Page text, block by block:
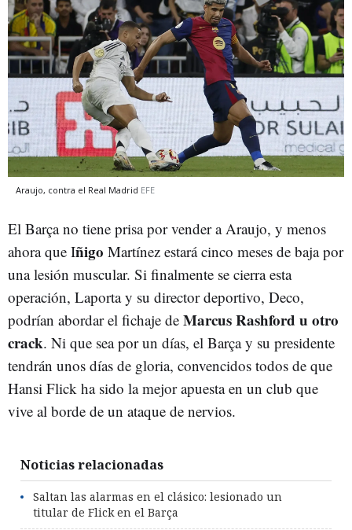
Araujo, contra el Real Madrid EFE
El Barça no tiene prisa por vender a Araujo, y menos
ahora que Iñigo Martínez estará cinco meses de baja por
una lesión muscular. Si finalmente se cierra esta
operación, Laporta y su director deportivo, Deco,
podrían abordar el fichaje de Marcus Rashford u otro
crack. Ni que sea por un días, el Barça y su presidente
tendrán unos días de gloria, convencidos todos de que
Hansi Flick ha sido la mejor apuesta en un club que
vive al borde de un ataque de nervios.
Noticias relacionadas
Saltan las alarmas en el clásico: lesionado un
titular de Flick en el Barça